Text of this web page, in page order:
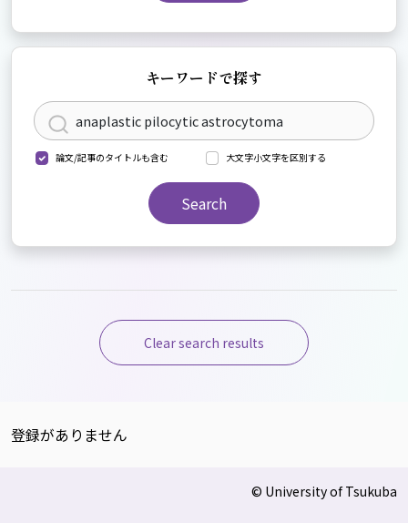
キーワードで探す
論文/記事のタイトルも含む 大文字小文字を区別する
Search
Clear search results
登録がありません
© University of Tsukuba